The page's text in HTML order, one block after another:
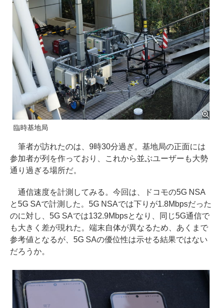
臨時基地局
筆者が訪れたのは、9時30分過ぎ。基地局の正面には
参加者が列を作っており、これから並ぶユーザーも大勢
通り過ぎる場所だ。
通信速度を計測してみる。今回は、ドコモの5G NSA
と5G SAで計測した。5G NSAでは下りが1.8Mbpsだった
のに対し、5G SAでは132.9Mbpsとなり、同じ5G通信で
も大きく差が現れた。端末自体が異なるため、あくまで
参考値となるが、5G SAの優位性は示せる結果ではない
だろうか。